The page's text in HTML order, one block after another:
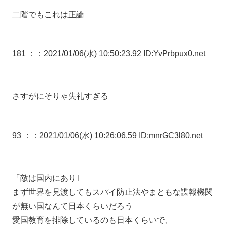
二階でもこれは正論
181 ： ：2021/01/06(水) 10:50:23.92 ID:YvPrbpux0.net
さすがにそりゃ失礼すぎる
93 ： ：2021/01/06(水) 10:26:06.59 ID:mnrGC3l80.net
「敵は国内にあり｣
まず世界を見渡してもスパイ防止法やまともな諜報機関
が無い国なんて日本くらいだろう
愛国教育を排除しているのも日本くらいで、